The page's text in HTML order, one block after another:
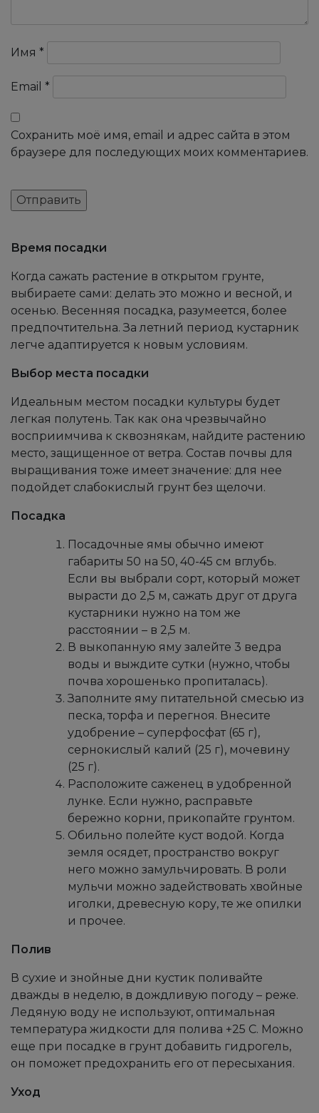
Имя *
Email *
Сохранить моё имя, email и адрес сайта в этом
браузере для последующих моих комментариев.
Время посадки
Когда сажать растение в открытом грунте,
выбираете сами: делать это можно и весной, и
осенью. Весенняя посадка, разумеется, более
предпочтительна. За летний период кустарник
легче адаптируется к новым условиям.
Выбор места посадки
Идеальным местом посадки культуры будет
легкая полутень. Так как она чрезвычайно
восприимчива к сквознякам, найдите растению
место, защищенное от ветра. Состав почвы для
выращивания тоже имеет значение: для нее
подойдет слабокислый грунт без щелочи.
Посадка
Посадочные ямы обычно имеют
габариты 50 на 50, 40-45 см вглубь.
Если вы выбрали сорт, который может
вырасти до 2,5 м, сажать друг от друга
кустарники нужно на том же
расстоянии – в 2,5 м.
В выкопанную яму залейте 3 ведра
воды и выждите сутки (нужно, чтобы
почва хорошенько пропиталась).
Заполните яму питательной смесью из
песка, торфа и перегноя. Внесите
удобрение – суперфосфат (65 г),
сернокислый калий (25 г), мочевину
(25 г).
Расположите саженец в удобренной
лунке. Если нужно, расправьте
бережно корни, прикопайте грунтом.
Обильно полейте куст водой. Когда
земля осядет, пространство вокруг
него можно замульчировать. В роли
мульчи можно задействовать хвойные
иголки, древесную кору, те же опилки
и прочее.
Полив
В сухие и знойные дни кустик поливайте
дважды в неделю, в дождливую погоду – реже.
Ледяную воду не используют, оптимальная
температура жидкости для полива +25 С. Можно
еще при посадке в грунт добавить гидрогель,
он поможет предохранить его от пересыхания.
Уход